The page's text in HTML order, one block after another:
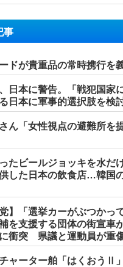
事
ドが貴重品の常時携行を
日本に警告。「戦犯国家
日本に軍事的選択肢を検討
ん「女性視点の避難所を
たビールジョッキを水だ
した日本の飲食店…韓国
党】「選挙カーがぶつかっ
を支援する団体の街宣車
衝突 県議と運動員が重
ャーター舶「はくおうⅡ